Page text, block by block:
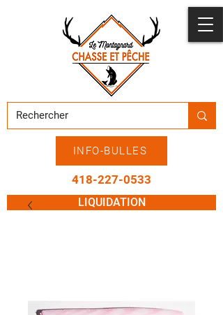
INFO-BULLES
418-227-0533
LIQUIDATION